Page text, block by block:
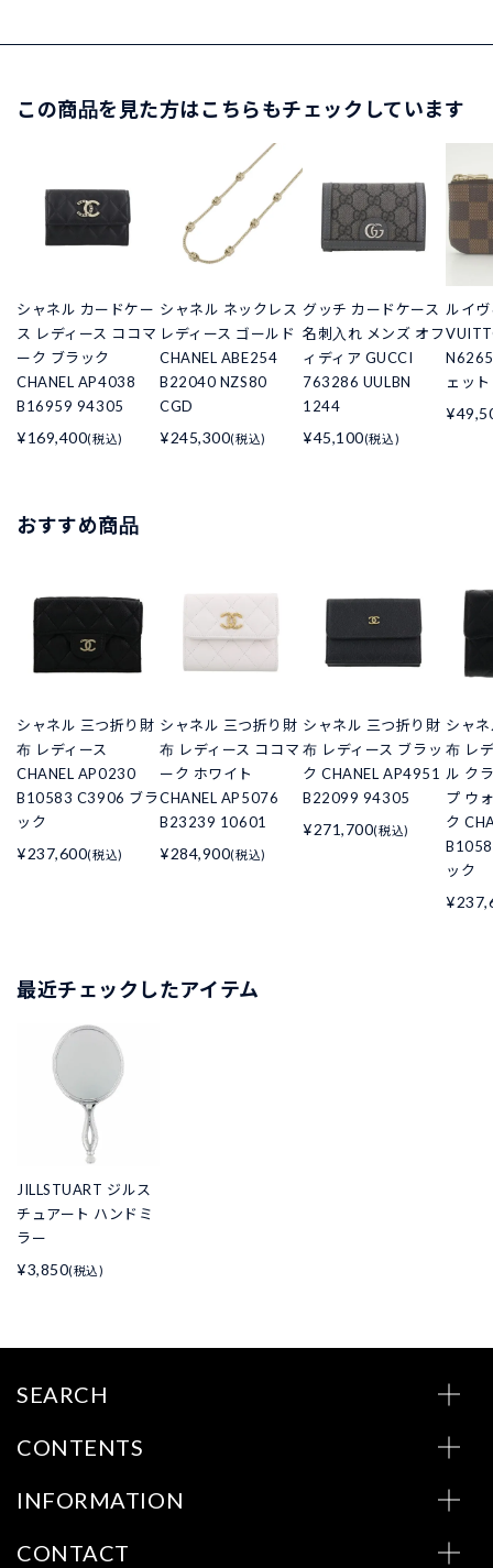
この商品を見た方はこちらもチェックしています
シャネル カードケー
ス レディース ココマ
ーク ブラック
CHANEL AP4038
B16959 94305
¥169,400(税込)
シャネル ネックレス
レディース ゴールド
CHANEL ABE254
B22040 NZS80
CGD
¥245,300(税込)
グッチ カードケース
名刺入れ メンズ オフ
ィディア GUCCI
763286 UULBN
1244
¥45,100(税込)
ルイ
ェッ
おすすめ商品
シャネル 三つ折り財
布 レディース
CHANEL AP0230
B10583 C3906 ブラ
ック
¥237,600(税込)
シャネル 三つ折り財
布 レディース ココマ
ーク ホワイト
CHANEL AP5076
B23239 10601
¥284,900(税込)
シャネル 三つ折り財
布 レディース ブラッ
ク CHANEL AP4951
B22099 94305
¥271,700(税込)
シャ
布 レ
ル ク
プ ウ
ク
ック
最近チェックしたアイテム
JILLSTUART ジルス
チュアート ハンドミ
ラー
¥3,850(税込)
SEARCH
CONTENTS
INFORMATION
CONTACT